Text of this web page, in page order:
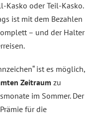
Kasko oder Teil-Kasko.
ist mit dem Bezahlen
– und der Halter
ist es möglich,
Zeitraum zu
im Sommer. Der
für die